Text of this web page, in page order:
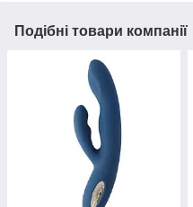
Подібні товари компанії